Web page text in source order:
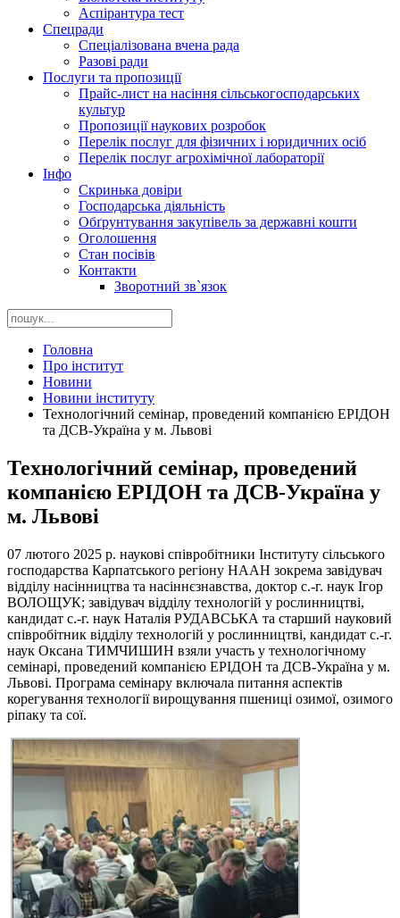
Аспірантура тест
Спецради
Спеціалізована вчена рада
Разові ради
Послуги та пропозиції
Прайс-лист на насіння сільськогосподарських
культур
Пропозиції наукових розробок
Перелік послуг для фізичних і юридичних осіб
Перелік послуг агрохімічної лабораторії
Інфо
Скринька довіри
Господарська діяльність
Обґрунтування закупівель за державні кошти
Оголошення
Стан посівів
Контакти
Зворотний зв`язок
Головна
Про інститут
Новини
Новини інституту
Технологічний семінар, проведений компанією ЕРІДОН
та ДСВ-Україна у м. Львові
Технологічний семінар, проведений
компанією ЕРІДОН та ДСВ-Україна у
м. Львові
07 лютого 2025 р. наукові співробітники Інституту сільського
господарства Карпатського регіону НААН зокрема завідувач
відділу насінництва та насіннєзнавства, доктор с.-г. наук Ігор
ВОЛОЩУК; завідувач відділу технологій у рослинництві,
кандидат с.-г. наук Наталія РУДАВСЬКА та старший науковий
співробітник відділу технологій у рослинництві, кандидат с.-г.
наук Оксана ТИМЧИШИН взяли участь у технологічному
семінарі, проведений компанією ЕРІДОН та ДСВ-Україна у м.
Львові. Програма семінару включала питання аспектів
корегування технології вирощування пшениці озимої, озимого
ріпаку та сої.